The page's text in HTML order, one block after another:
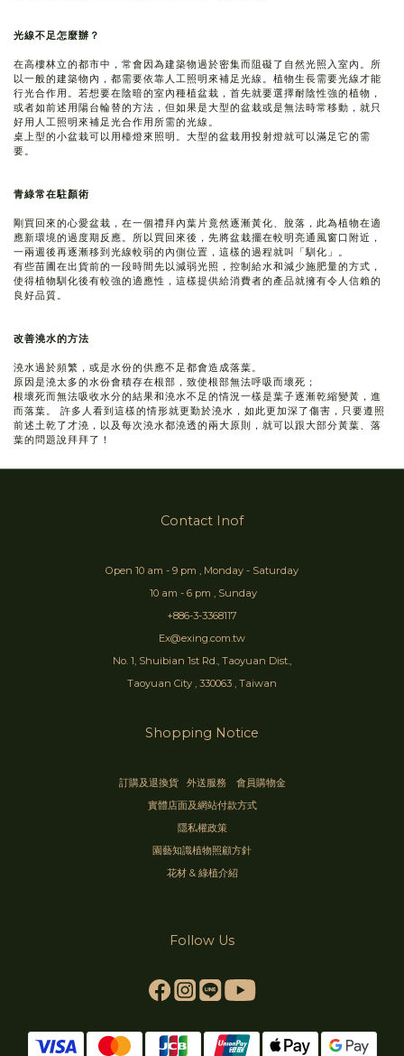
光線不足怎麼辦？
在高樓林立的都市中，常會因為建築物過於密集而阻礙了自然光照入室內。所
以一般的建築物內，都需要依靠人工照明來補足光線。植物生長需要光線才能
行光合作用。若想要在陰暗的室內種植盆栽，首先就要選擇耐陰性強的植物，
或者如前述用陽台輪替的方法，但如果是大型的盆栽或是無法時常移動，就只
好用人工照明來補足光合作用所需的光線。
桌上型的小盆栽可以用檯燈來照明。大型的盆栽用投射燈就可以滿足它的需
要。
青綠常在駐顏術
剛買回來的心愛盆栽，在一個禮拜內葉片竟然逐漸黃化、脫落，此為植物在適
應新環境的過度期反應。所以買回來後，先將盆栽擺在較明亮通風窗口附近，
一兩週後再逐漸移到光線較弱的內側位置，這樣的過程就叫「馴化」。
有些苗圃在出貨前的一段時間先以減弱光照，控制給水和減少施肥量的方式，
使得植物馴化後有較強的適應性，這樣提供給消費者的產品就擁有令人信賴的
良好品質。
改善澆水的方法
澆水過於頻繁，或是水份的供應不足都會造成落葉。
原因是澆太多的水份會積存在根部，致使根部無法呼吸而壞死；
根壞死而無法吸收水分的結果和澆水不足的情況一樣是葉子逐漸乾縮變黃，進
而落葉。 許多人看到這樣的情形就更勤於澆水，如此更加深了傷害，只要遵照
前述土乾了才澆，以及每次澆水都澆透的兩大原則，就可以跟大部分黃葉、落
葉的問題說拜拜了！
Contact Inof
Open 10 am - 9 pm , Monday - Saturday
10 am - 6 pm , Sunday
+886-3-3368117
Ex@exing.com.tw
No. 1, Shuibian 1st Rd., Taoyuan Dist.,
Taoyuan City , 330063 , Taiwan
Shopping Notice
訂購及退換貨 外送服務
會員購物金
實體店面及網站付款方式
隱私權政策
園藝知識植物照顧方針
花材 & 綠植介紹
Follow Us